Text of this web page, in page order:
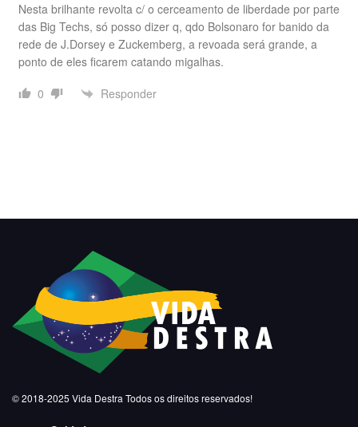
Nesta brilhante revolta c/ o cerceamento de liberdade por parte
das Big Techs, só posso dizer q, qdo Bolsonaro for banido da
rede de J.Dorsey e Zuckemberg, a revoada será grande, a
ponto de eles ficarem catando migalhas.
0
Responder
© 2018-2025 Vida Destra Todos os direitos reservados!